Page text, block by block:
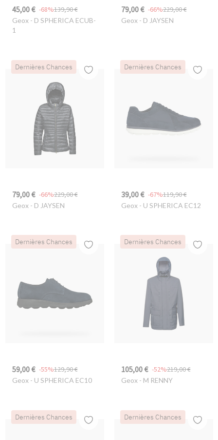
45,00 € 139,90 €
-68%
Geox- D SPHERICA ECUB-
1
79,00 € 229,00 €
-66%
Geox- D JAYSEN
Dernières Chances
79,00 € 229,00 €
-66%
Geox- D JAYSEN
Dernières Chances
39,00 € 119,90 €
-67%
Geox- U SPHERICA EC12
Dernières Chances
59,00 € 129,90 €
-55%
Geox- U SPHERICA EC10
Dernières Chances
105,00 € 219,00 €
-52%
Geox- M RENNY
Dernières Chances Dernières Chances